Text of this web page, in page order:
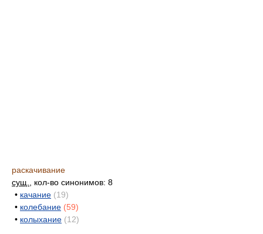
раскачивание
сущ.
, кол-во синонимов: 8
• качание (19)
• колебание (59)
• колыхание (12)